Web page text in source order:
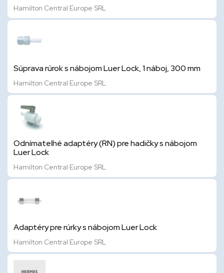
Hamilton Central Europe SRL
Súprava rúrok s nábojom Luer Lock, 1 náboj, 300 mm
Hamilton Central Europe SRL
Odnímateľné adaptéry (RN) pre hadičky s nábojom
Luer Lock
Hamilton Central Europe SRL
Adaptéry pre rúrky s nábojom Luer Lock
Hamilton Central Europe SRL